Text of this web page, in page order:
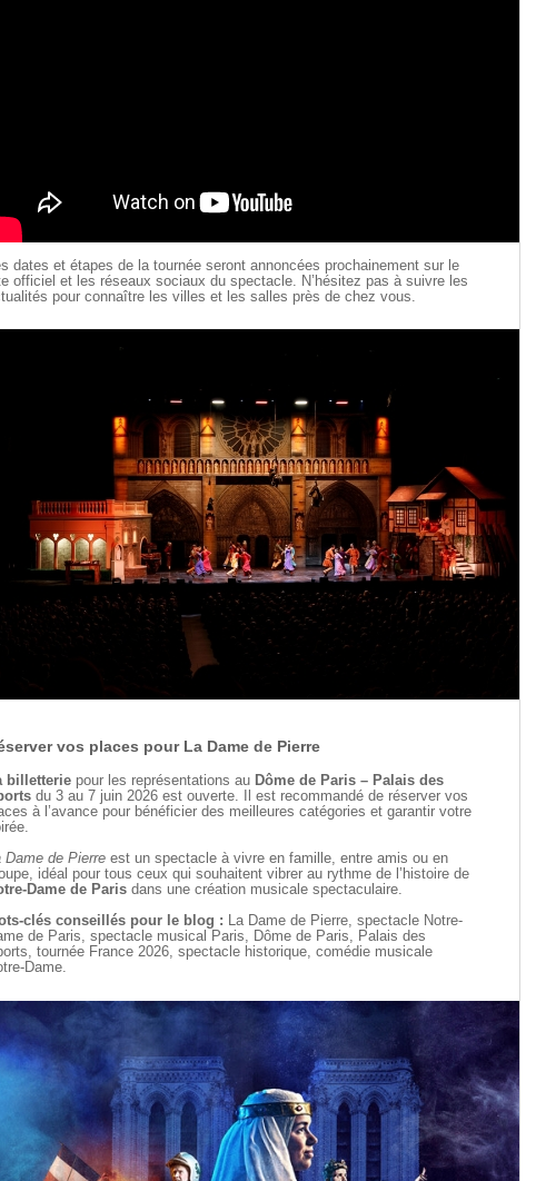
dates et étapes de la tournée seront annoncées prochainement sur le
officiel et les réseaux sociaux du spectacle. N’hésitez pas à suivre les
pour connaître les villes et les salles près de chez vous.
vos places pour La Dame de Pierre
billetteriepour les représentations au Dôme de Paris – Palais des
du 3 au 7 juin 2026 est ouverte. Il est recommandé de réserver vos
à l’avance pour bénéficier des meilleures catégories et garantir votre
Dame de Pierreest un spectacle à vivre en famille, entre amis ou en
idéal pour tous ceux qui souhaitent vibrer au rythme de l’histoire de
Dame de Parisdans une création musicale spectaculaire.
clés conseillés pour le blog : La Dame de Pierre, spectacle Notre-
de Paris, spectacle musical Paris, Dôme de Paris, Palais des
tournée France 2026, spectacle historique, comédie musicale
Dame.